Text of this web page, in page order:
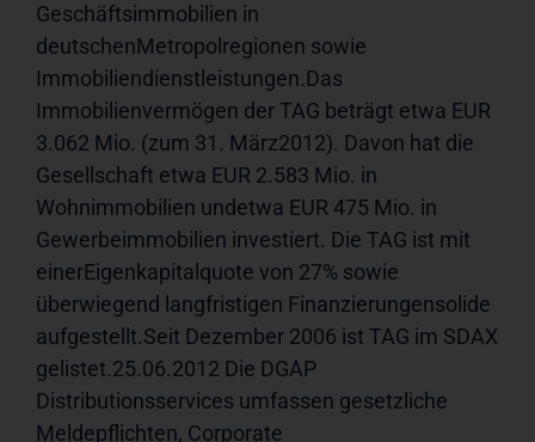
Geschäftsimmobilien in
deutschenMetropolregionen sowie
Immobiliendienstleistungen.Das
Immobilienvermögen der TAG beträgt etwa EUR
3.062 Mio. (zum 31. März2012). Davon hat die
Gesellschaft etwa EUR 2.583 Mio. in
Wohnimmobilien undetwa EUR 475 Mio. in
Gewerbeimmobilien investiert. Die TAG ist mit
einerEigenkapitalquote von 27% sowie
überwiegend langfristigen Finanzierungensolide
aufgestellt.Seit Dezember 2006 ist TAG im SDAX
gelistet.25.06.2012 Die DGAP
Distributionsservices umfassen gesetzliche
Meldepflichten, Corporate